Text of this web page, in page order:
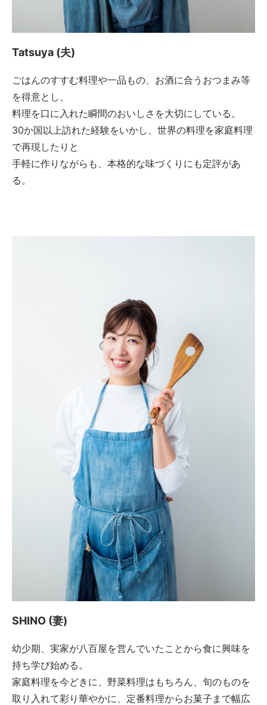
Tatsuya (夫)
ごはんのすすむ料理や一品もの、お酒に合うおつまみ等
を得意とし、
料理を口に入れた瞬間のおいしさを大切にしている。
30か国以上訪れた経験をいかし、世界の料理を家庭料理
で再現したりと
手軽に作りながらも、本格的な味づくりにも定評があ
る。
SHINO (妻)
幼少期、実家が八百屋を営んでいたことから食に興味を
持ち学び始める。
家庭料理を今どきに、野菜料理はもちろん、旬のものを
取り入れて彩り華やかに、定番料理からお菓子まで幅広